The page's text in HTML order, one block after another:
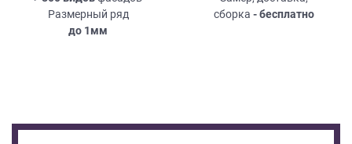
Размерный ряд
до 1мм
сборка - бесплатно